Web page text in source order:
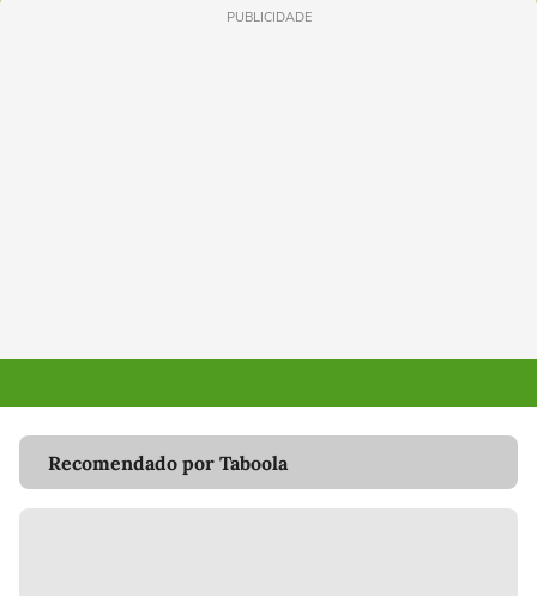
PUBLICIDADE
Recomendado por Taboola